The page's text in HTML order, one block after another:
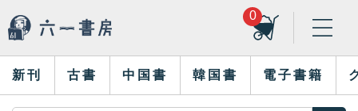
0
新刊 古書 中国書 韓国書 電子書籍